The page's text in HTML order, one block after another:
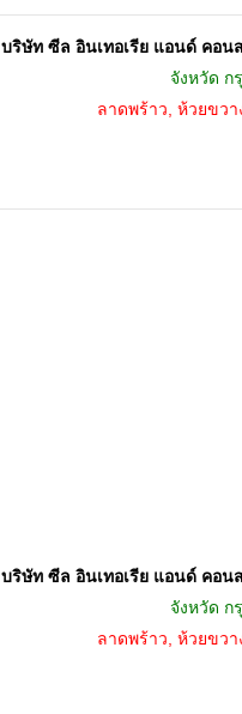
บริษัท ซีล อินเทอเรีย แอนด์ คอน
จังหวัด ก
ลาดพร้าว, ห้วยขวา
บริษัท ซีล อินเทอเรีย แอนด์ คอน
จังหวัด ก
ลาดพร้าว, ห้วยขวา